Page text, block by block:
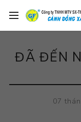
ĐÃ ĐẾN
07